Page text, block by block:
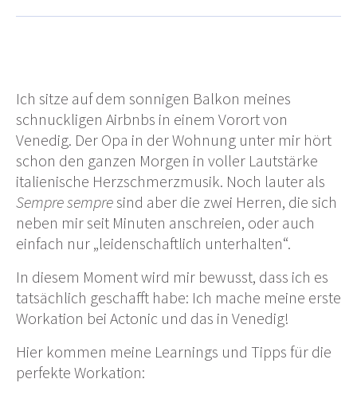
Ich sitze auf dem sonnigen Balkon meines
schnuckligen Airbnbs in einem Vorort von
Venedig. Der Opa in der Wohnung unter mir hört
schon den ganzen Morgen in voller Lautstärke
italienische Herzschmerzmusik. Noch lauter als
Sempre sempresind aber die zwei Herren, die sich
neben mir seit Minuten anschreien, oder auch
einfach nur „leidenschaftlich unterhalten“.
In diesem Moment wird mir bewusst, dass ich es
tatsächlich geschafft habe: Ich mache meine erste
Workation bei Actonic und das in Venedig!
Hier kommen meine Learnings und Tipps für die
perfekte Workation: